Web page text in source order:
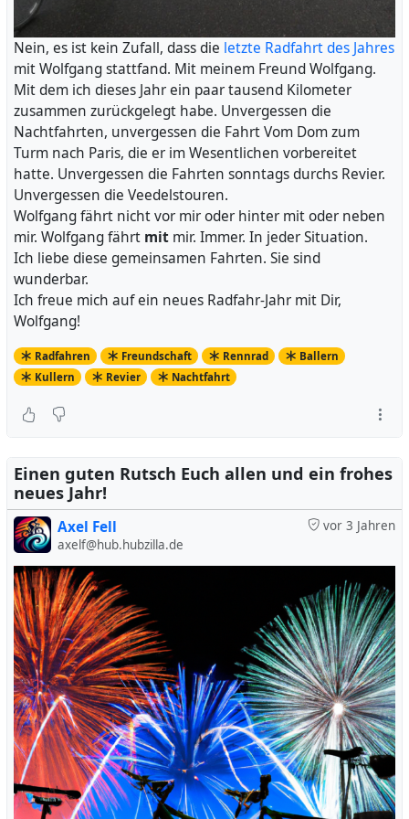
gerne:
Was weißt du über Rennradfahren?
Ich weiß, dass Rennradfahren eine Sportart ist, bei der
man auf einem Fahrrad fährt, das speziell für die Straße
entwickelt wurde. Rennräder haben in der Regel leichte
Rahmen, schnellrollende Reifen und eine gebeugte
Sitzposition, die für hohe Geschwindigkeiten auf der
Straße optimiert ist. Rennradfahren kann als
Freizeitaktivität oder als Wettbewerb betrieben werden.
Es gibt verschiedene Arten von Rennradrennen, darunter
Straßenrennen, Zeitfahren und Radrennen auf Bahnen.
Rennradfahren erfordert eine gute Kondition und
Ausdauer und ist auch eine gute Möglichkeit, die
Gesundheit zu fördern und Kalorien zu verbrennen. Es
gibt auch spezielle Ausrüstung und Kleidung, die beim
Rennradfahren getragen werden kann, um den
Fahrkomfort zu erhöhen und die Leistung zu verbessern.
Ja, es gibt viele Hersteller von Rennrädern, darunter:
Trek
Cannondale
Giant
Scott
Pinarello
Cervelo
Bianchi
Colnago
De Rosa
BMC
Dies sind nur einige Beispiele und es gibt noch viele
weitere Hersteller von Rennrädern auf dem Markt. Die
Nein, es ist kein Zufall, dass die letzte Radfahrt des Jahres
mit Wolfgang stattfand. Mit meinem Freund Wolfgang.
Mit dem ich dieses Jahr ein paar tausend Kilometer
zusammen zurückgelegt habe. Unvergessen die
Nachtfahrten, unvergessen die Fahrt Vom Dom zum
Turm nach Paris, die er im Wesentlichen vorbereitet
hatte. Unvergessen die Fahrten sonntags durchs Revier.
Unvergessen die Veedelstouren.
Wolfgang fährt nicht vor mir oder hinter mit oder neben
mir. Wolfgang fährt mit mir. Immer. In jeder Situation.
Ich liebe diese gemeinsamen Fahrten. Sie sind
wunderbar.
Ich freue mich auf ein neues Radfahr-Jahr mit Dir,
Wolfgang!
Radfahren Freundschaft Rennrad
Ballern
Kullern
Revier Nachtfahrt
Einen guten Rutsch Euch allen und ein frohes
neues Jahr!
vor 3 Jahren
Axel Fell
axelf@hub.hubzilla.de